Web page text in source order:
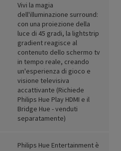
Vivi la magia
dell'illuminazione surround:
con una proiezione della
luce di 45 gradi, la lightstrip
gradient reagisce al
contenuto dello schermo tv
in tempo reale, creando
un'esperienza di gioco e
visione televisiva
accattivante (Richiede
Philips Hue Play HDMI e il
Bridge Hue - venduti
separatamente)
Philips Hue Entertainment è